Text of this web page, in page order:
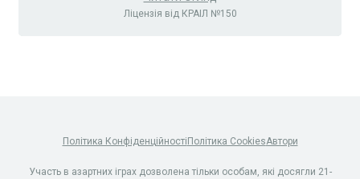
Ліцензія від КРАІЛ №150
Політика Конфіденційності Політика CookiesАвтори
Участь в азартних іграх дозволена тільки особам, які досягли 21-